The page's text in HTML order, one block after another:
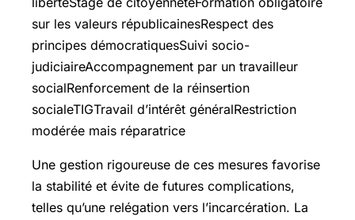
sur les valeurs républicainesRespect des
principes démocratiquesSuivi socio-
judiciaireAccompagnement par un travailleur
socialRenforcement de la réinsertion
socialeTIGTravail d’intérêt généralRestriction
modérée mais réparatrice
Une gestion rigoureuse de ces mesures favorise
la stabilité et évite de futures complications,
telles qu’une relégation vers l’incarcération. La